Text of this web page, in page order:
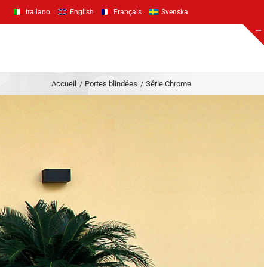
Accueil Portes blindées Série Chrome
Italiano English Français Svenska